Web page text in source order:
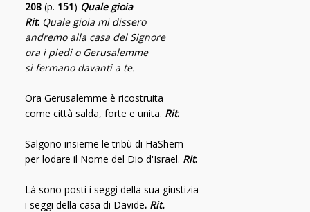
208 (p. 151) Quale gioia
Rit. Quale gioia mi dissero
andremo alla casa del Signore
ora i piedi o Gerusalemme
si fermano davanti a te.
Ora Gerusalemme è ricostruita
come città salda, forte e unita. Rit.
Salgono insieme le tribù di HaShem
per lodare il Nome del Dio d'Israel. Rit.
Là sono posti i seggi della sua giustizia
i seggi della casa di Davide. Rit.